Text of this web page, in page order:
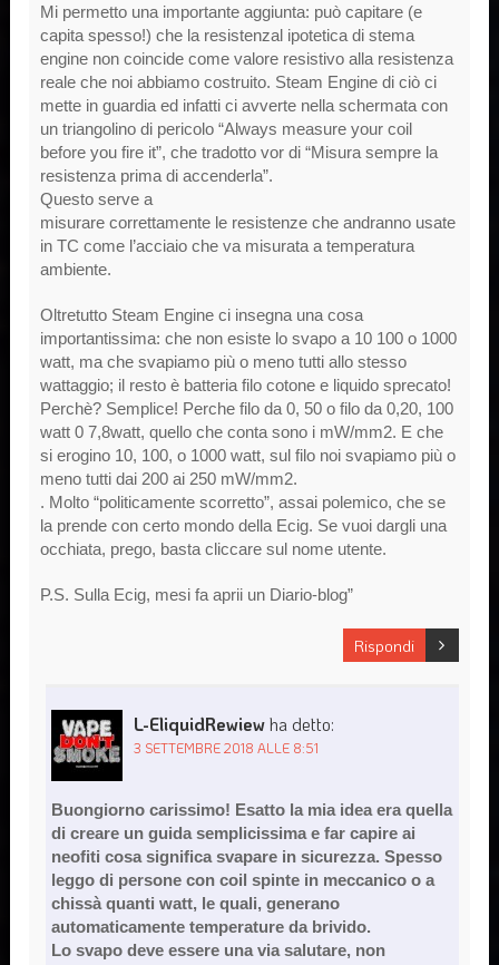
Mi permetto una importante aggiunta: può capitare (e
capita spesso!) che la resistenzal ipotetica di stema
engine non coincide come valore resistivo alla resistenza
reale che noi abbiamo costruito. Steam Engine di ciò ci
mette in guardia ed infatti ci avverte nella schermata con
un triangolino di pericolo “Always measure your coil
before you fire it”, che tradotto vor di “Misura sempre la
resistenza prima di accenderla”.
Questo serve a
misurare correttamente le resistenze che andranno usate
in TC come l’acciaio che va misurata a temperatura
ambiente.
Oltretutto Steam Engine ci insegna una cosa
importantissima: che non esiste lo svapo a 10 100 o 1000
watt, ma che svapiamo più o meno tutti allo stesso
wattaggio; il resto è batteria filo cotone e liquido sprecato!
Perchè? Semplice! Perche filo da 0, 50 o filo da 0,20, 100
watt 0 7,8watt, quello che conta sono i mW/mm2. E che
si erogino 10, 100, o 1000 watt, sul filo noi svapiamo più o
meno tutti dai 200 ai 250 mW/mm2.
. Molto “politicamente scorretto”, assai polemico, che se
la prende con certo mondo della Ecig. Se vuoi dargli una
occhiata, prego, basta cliccare sul nome utente.
P.S. Sulla Ecig, mesi fa aprii un Diario-blog”
Rispondi
L-EliquidRewiewha detto:
3 SETTEMBRE 2018 ALLE 8:51
Buongiorno carissimo! Esatto la mia idea era quella
di creare un guida semplicissima e far capire ai
neofiti cosa significa svapare in sicurezza. Spesso
leggo di persone con coil spinte in meccanico o a
chissà quanti watt, le quali, generano
automaticamente temperature da brivido.
Lo svapo deve essere una via salutare, non